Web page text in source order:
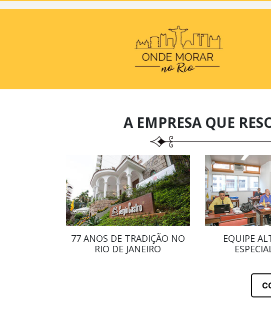
A EMPRESA QUE
77 ANOS DE TRADIÇÃO NO
RIO DE JANEIRO
EQUIPE